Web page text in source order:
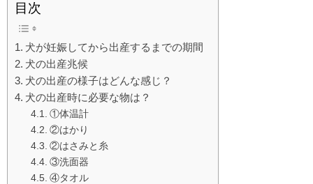
目次
犬が妊娠してから出産するまでの期間
犬の出産兆候
犬の出産の様子はどんな感じ？
犬の出産時に必要な物は？
①体温計
②はかり
②はさみと糸
③洗面器
④タオル